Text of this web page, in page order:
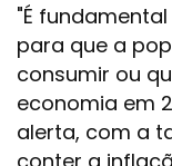
"É
para que a
consumir ou
economia em
alerta, com a